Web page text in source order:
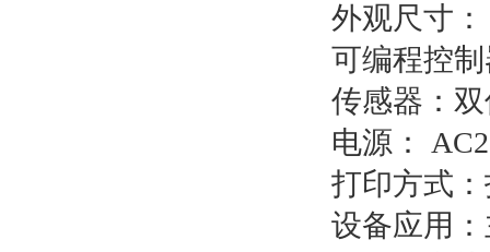
外观尺寸：
可编程控
传感器：
电源：
打印方式
设备应用